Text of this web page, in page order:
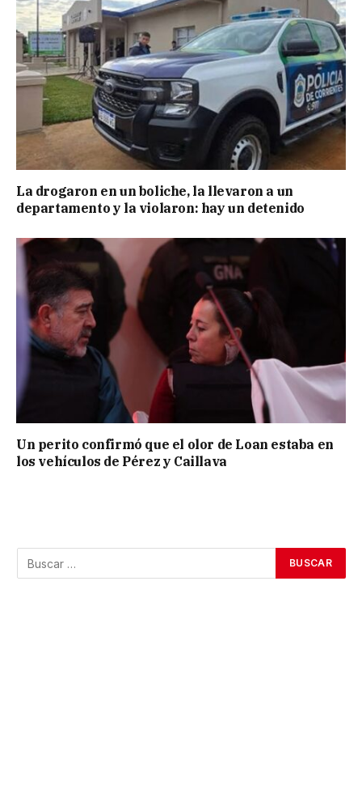
La drogaron en un boliche, la llevaron a un
departamento y la violaron: hay un detenido
Un perito confirmó que el olor de Loan estaba en
los vehículos de Pérez y Caillava